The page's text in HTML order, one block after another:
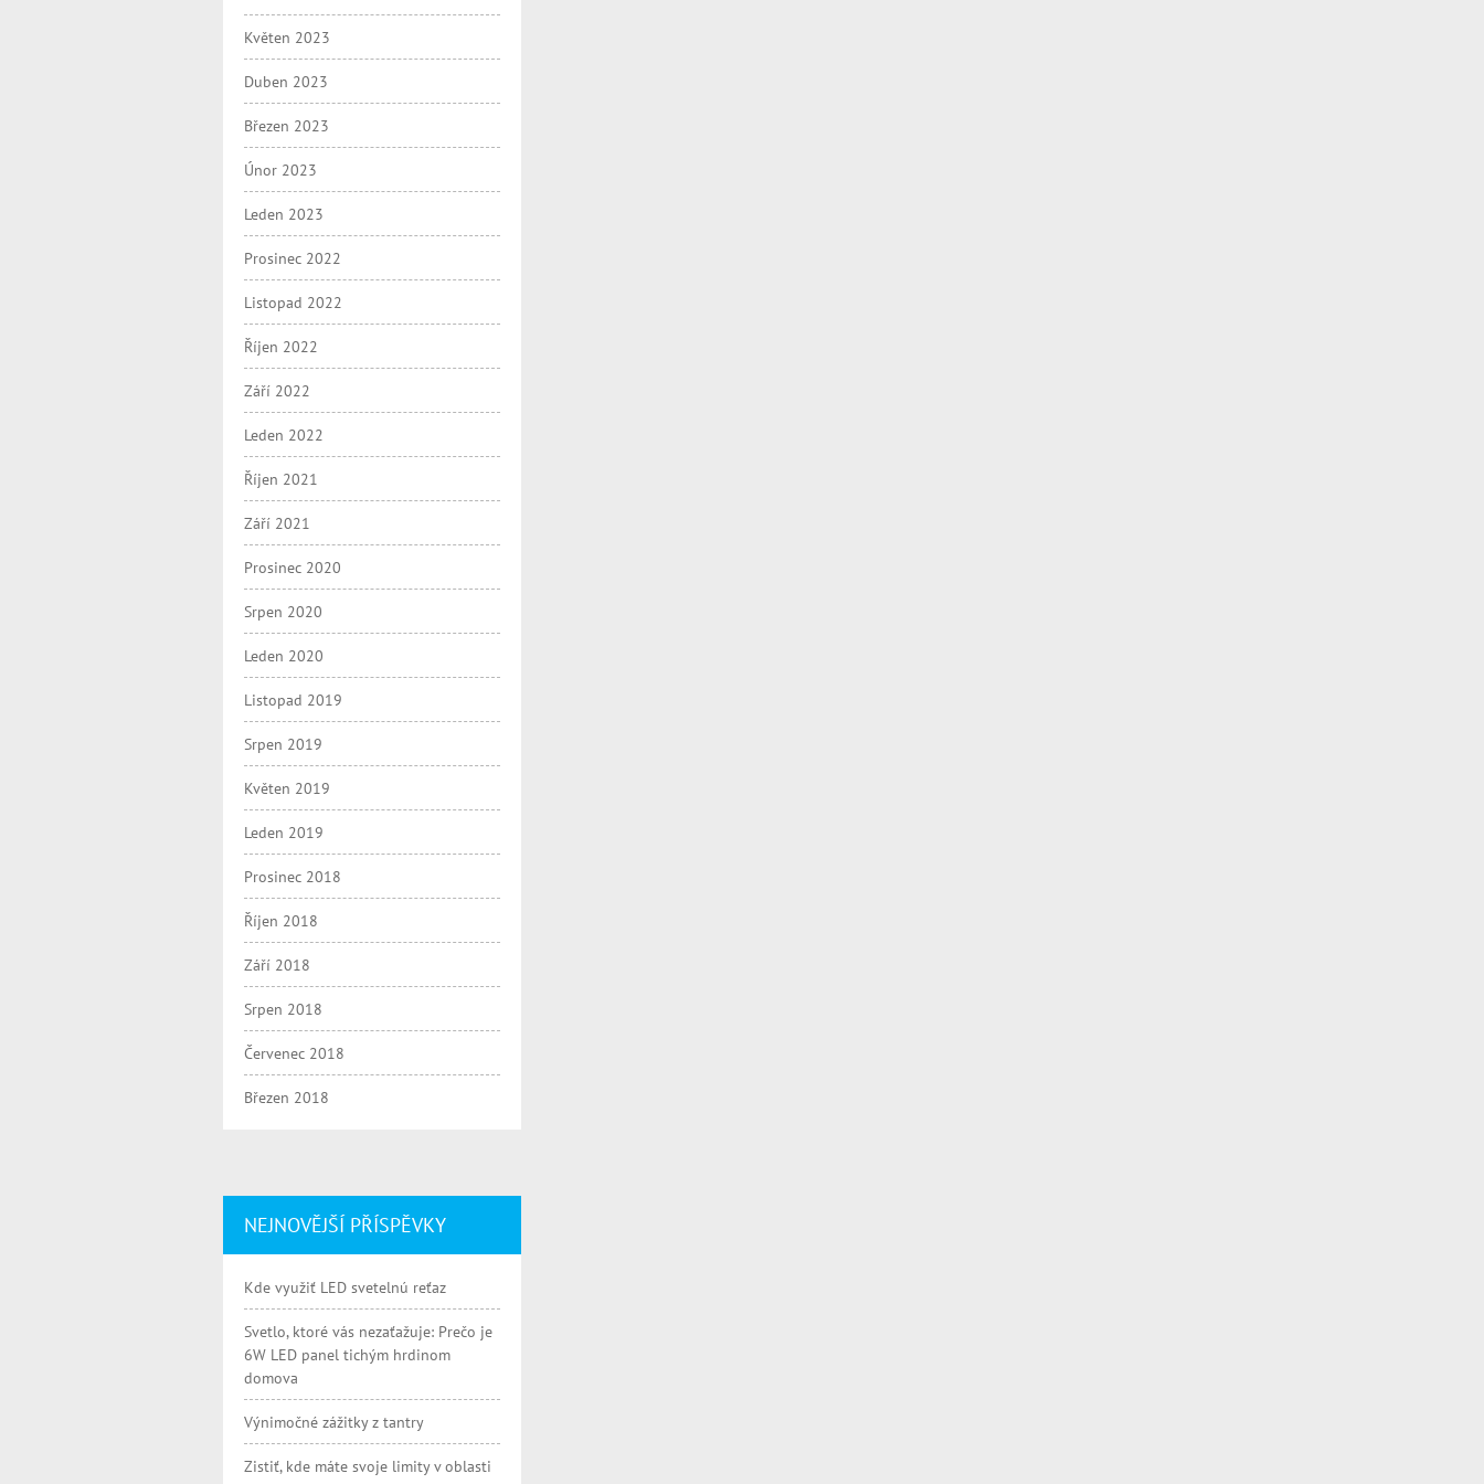
Květen 2023
Duben 2023
Březen 2023
Únor 2023
Leden 2023
Prosinec 2022
Listopad 2022
Říjen 2022
Září 2022
Leden 2022
Říjen 2021
Září 2021
Prosinec 2020
Srpen 2020
Leden 2020
Listopad 2019
Srpen 2019
Květen 2019
Leden 2019
Prosinec 2018
Říjen 2018
Září 2018
Srpen 2018
Červenec 2018
Březen 2018
NEJNOVĚJŠÍ PŘÍSPĚVKY
Kde využiť LED svetelnú reťaz
Svetlo, ktoré vás nezaťažuje: Prečo je
6W LED panel tichým hrdinom
domova
Výnimočné zážitky z tantry
Zistiť, kde máte svoje limity v oblasti